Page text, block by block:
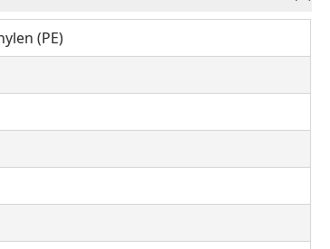
(PE)